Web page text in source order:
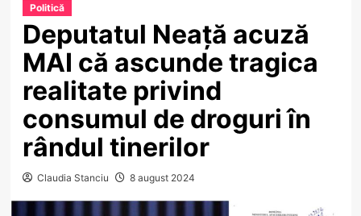
Politică
Deputatul Neață acuză
MAI că ascunde tragica
realitate privind
consumul de droguri în
rândul tinerilor
Claudia Stanciu 8 august 2024